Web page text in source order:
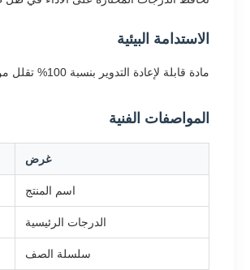
الاستدامة البيئية
مادة قابلة لإعادة التدوير بنسبة 100% تقلل من التأثير البيئي وتدعم التصنيع المستدام.
المواصفات الفنية
غرض
اسم المنتج
الدرجات الرئيسية
سلسلة الصف